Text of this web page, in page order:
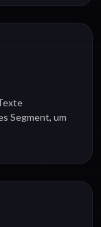
Segment, um